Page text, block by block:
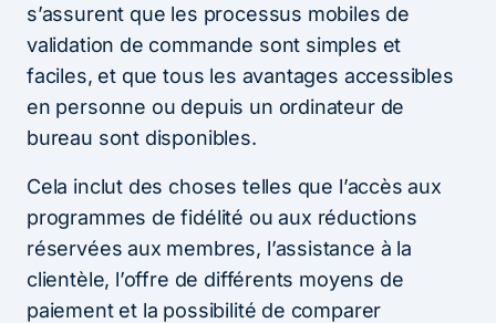
s’assurent que les processus mobiles de
validation de commande sont simples et
faciles, et que tous les avantages accessibles
en personne ou depuis un ordinateur de
bureau sont disponibles.
Cela inclut des choses telles que l’accès aux
programmes de fidélité ou aux réductions
réservées aux membres, l’assistance à la
clientèle, l’offre de différents moyens de
paiement et la possibilité de comparer